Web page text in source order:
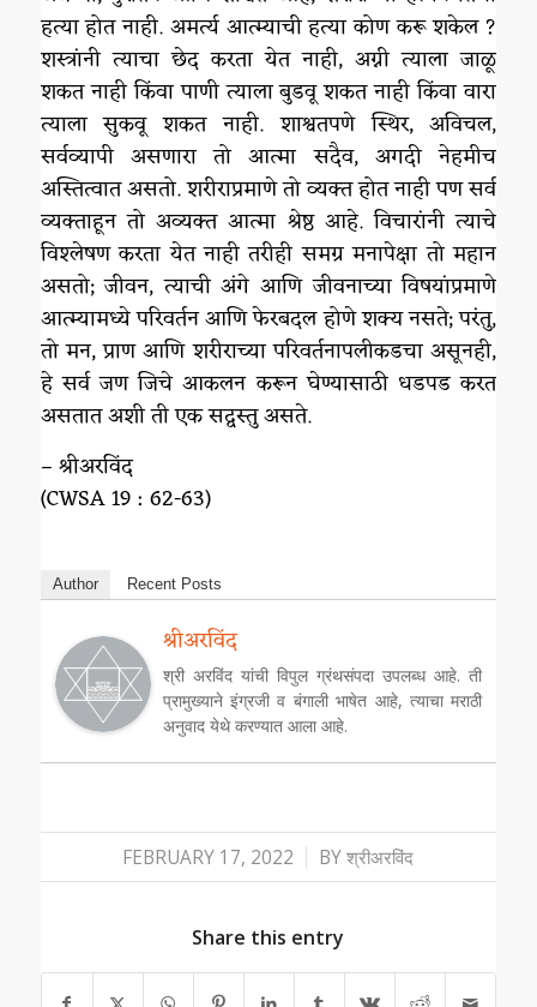
हत्या होत नाही. अमर्त्य आत्म्याची हत्या कोण करू शकेल ?
शस्त्रांनी त्याचा छेद करता येत नाही, अग्नी त्याला जाळू
शकत नाही किंवा पाणी त्याला बुडवू शकत नाही किंवा वारा
त्याला सुकवू शकत नाही. शाश्वतपणे स्थिर, अविचल,
सर्वव्यापी असणारा तो आत्मा सदैव, अगदी नेहमीच
अस्तित्वात असतो. शरीराप्रमाणे तो व्यक्त होत नाही पण सर्व
व्यक्ताहून तो अव्यक्त आत्मा श्रेष्ठ आहे. विचारांनी त्याचे
विश्लेषण करता येत नाही तरीही समग्र मनापेक्षा तो महान
असतो; जीवन, त्याची अंगे आणि जीवनाच्या विषयांप्रमाणे
आत्म्यामध्ये परिवर्तन आणि फेरबदल होणे शक्य नसते; परंतु,
तो मन, प्राण आणि शरीराच्या परिवर्तनापलीकडचा असूनही,
हे सर्व जण जिचे आकलन करून घेण्यासाठी धडपड करत
असतात अशी ती एक सद्वस्तु असते.
– श्रीअरविंद
(CWSA 19 : 62-63)
Author Recent Posts
श्रीअरविंद
श्री अरविंद यांची विपुल ग्रंथसंपदा उपलब्ध आहे. ती
प्रामुख्याने इंग्रजी व बंगाली भाषेत आहे, त्याचा मराठी
अनुवाद येथे करण्यात आला आहे.
FEBRUARY 17, 2022
/ BYश्रीअरविंद
Share this entry